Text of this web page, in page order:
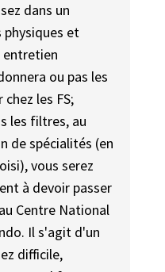
dans un
et
entretien
ou pas les
les FS;
les filtres, au
de spécialités (en
vous serez
à devoir passer
Centre National
Il s'agit d'un
difficile,